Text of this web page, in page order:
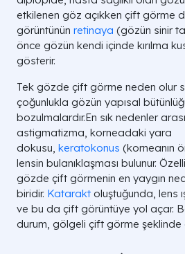
etkilenen göz açıkken çift görme
görüntünün retinaya (gözün sinir
önce gözün kendi içinde kırılma
gösterir.
Tek gözde çift görme neden olur
çoğunlukla gözün yapısal
bozulmalardır.En sık nedenler
astigmatizma, korneadaki yara
dokusu, keratokonus (korneanın
lensin bulanıklaşması bulunur.
gözde çift görmenin en yaygın
biridir. Katarakt oluştuğunda, lens
ve bu da çift görüntüye yol açar.
durum, gölgeli çift görme şeklinde